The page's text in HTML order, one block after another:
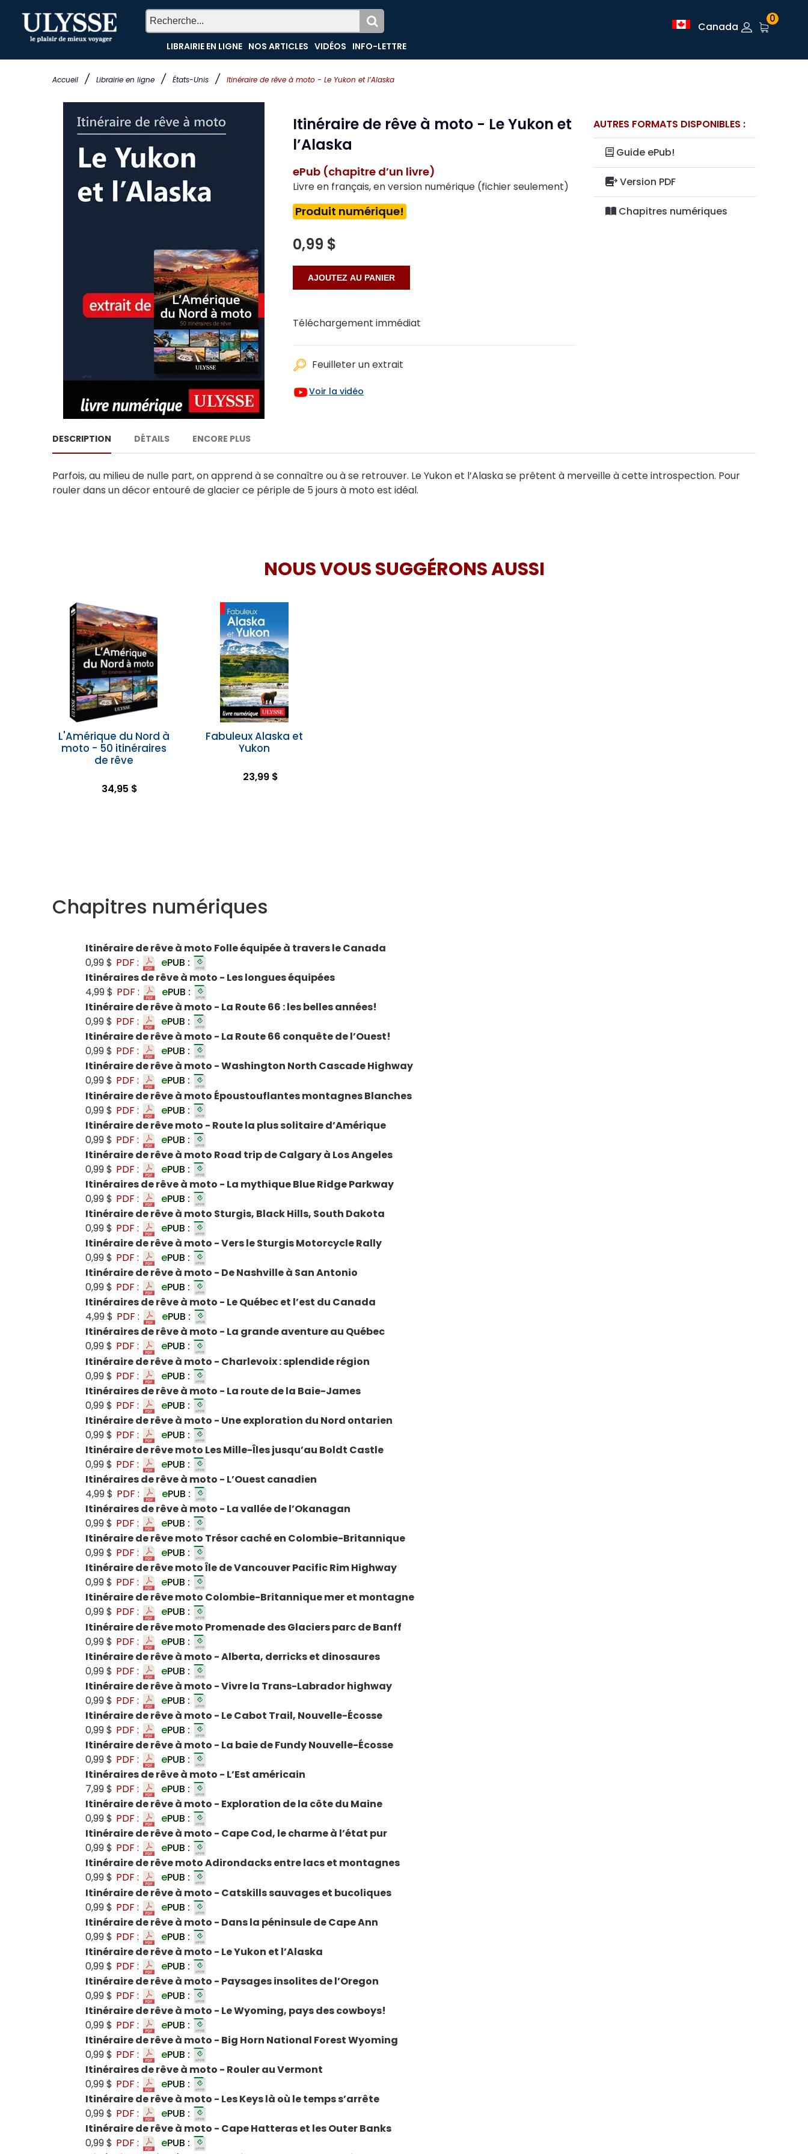
Accueil / Librairie en ligne / États-Unis / Itinéraire de rêve à moto - Le Yukon et l’Alaska
LIBRAIRIE EN LIGNE NOS ARTICLES VIDÉOS INFO-LETTRE
Canada
0
Itinéraire de rêve à moto - Le Yukon et
l’Alaska
ePub (chapitre d’un livre)
Livre en français, en version numérique (fichier seulement)
Produit numérique!
0,99 $
Téléchargement immédiat
Feuilleter un extrait
Voir la vidéo
AUTRES FORMATS DISPONIBLES :
Guide ePub!
Version PDF
Chapitres numériques
DESCRIPTION DÉTAILS ENCORE PLUS
Parfois, au milieu de nulle part, on apprend à se connaître ou à se retrouver. Le Yukon et l’Alaska se prêtent à merveille à cette introspection. Pour
rouler dans un décor entouré de glacier ce périple de 5 jours à moto est idéal.
NOUS VOUS SUGGÉRONS AUSSI
L'Amérique du Nord à
moto - 50 itinéraires
de rêve
34,95 $
Fabuleux Alaska et
Yukon
23,99 $
Chapitres numériques
Itinéraire de rêve à moto Folle équipée à travers le Canada
0,99 $ PDF : ePUB :
Itinéraires de rêve à moto - Les longues équipées
4,99 $ PDF : ePUB :
Itinéraire de rêve à moto - La Route 66 : les belles années!
0,99 $ PDF : ePUB :
Itinéraire de rêve à moto - La Route 66 conquête de l’Ouest!
0,99 $ PDF : ePUB :
Itinéraire de rêve à moto - Washington North Cascade Highway
0,99 $ PDF : ePUB :
Itinéraire de rêve à moto Époustouflantes montagnes Blanches
0,99 $ PDF : ePUB :
Itinéraire de rêve moto - Route la plus solitaire d’Amérique
0,99 $ PDF : ePUB :
Itinéraire de rêve à moto Road trip de Calgary à Los Angeles
0,99 $ PDF : ePUB :
Itinéraires de rêve à moto - La mythique Blue Ridge Parkway
0,99 $ PDF : ePUB :
Itinéraire de rêve à moto Sturgis, Black Hills, South Dakota
0,99 $ PDF : ePUB :
Itinéraire de rêve à moto - Vers le Sturgis Motorcycle Rally
0,99 $ PDF : ePUB :
Itinéraire de rêve à moto - De Nashville à San Antonio
0,99 $ PDF : ePUB :
Itinéraires de rêve à moto - Le Québec et l’est du Canada
4,99 $ PDF : ePUB :
Itinéraires de rêve à moto - La grande aventure au Québec
0,99 $ PDF : ePUB :
Itinéraire de rêve à moto - Charlevoix : splendide région
0,99 $ PDF : ePUB :
Itinéraires de rêve à moto - La route de la Baie-James
0,99 $ PDF : ePUB :
Itinéraire de rêve à moto - Une exploration du Nord ontarien
0,99 $ PDF : ePUB :
Itinéraire de rêve moto Les Mille-Îles jusqu’au Boldt Castle
0,99 $ PDF : ePUB :
Itinéraires de rêve à moto - L’Ouest canadien
4,99 $ PDF : ePUB :
Itinéraires de rêve à moto - La vallée de l’Okanagan
0,99 $ PDF : ePUB :
Itinéraire de rêve moto Trésor caché en Colombie-Britannique
0,99 $ PDF : ePUB :
Itinéraire de rêve moto Île de Vancouver Pacific Rim Highway
0,99 $ PDF : ePUB :
Itinéraire de rêve moto Colombie-Britannique mer et montagne
0,99 $ PDF : ePUB :
Itinéraire de rêve moto Promenade des Glaciers parc de Banff
0,99 $ PDF : ePUB :
Itinéraire de rêve à moto - Alberta, derricks et dinosaures
0,99 $ PDF : ePUB :
Itinéraire de rêve à moto - Vivre la Trans-Labrador highway
0,99 $ PDF : ePUB :
Itinéraire de rêve à moto - Le Cabot Trail, Nouvelle-Écosse
0,99 $ PDF : ePUB :
Itinéraire de rêve à moto - La baie de Fundy Nouvelle-Écosse
0,99 $ PDF : ePUB :
Itinéraires de rêve à moto - L’Est américain
7,99 $ PDF : ePUB :
Itinéraire de rêve à moto - Exploration de la côte du Maine
0,99 $ PDF : ePUB :
Itinéraire de rêve à moto - Cape Cod, le charme à l’état pur
0,99 $ PDF : ePUB :
Itinéraire de rêve moto Adirondacks entre lacs et montagnes
0,99 $ PDF : ePUB :
Itinéraire de rêve à moto - Catskills sauvages et bucoliques
0,99 $ PDF : ePUB :
Itinéraire de rêve à moto - Dans la péninsule de Cape Ann
0,99 $ PDF : ePUB :
Itinéraire de rêve à moto - Le Yukon et l’Alaska
0,99 $ PDF : ePUB :
Itinéraire de rêve à moto - Paysages insolites de l’Oregon
0,99 $ PDF : ePUB :
Itinéraire de rêve à moto - Le Wyoming, pays des cowboys!
0,99 $ PDF : ePUB :
Itinéraire de rêve à moto - Big Horn National Forest Wyoming
0,99 $ PDF : ePUB :
Itinéraires de rêve à moto - Rouler au Vermont
0,99 $ PDF : ePUB :
Itinéraire de rêve à moto - Les Keys là où le temps s’arrête
0,99 $ PDF : ePUB :
Itinéraire de rêve à moto - Cape Hatteras et les Outer Banks
0,99 $ PDF : ePUB :